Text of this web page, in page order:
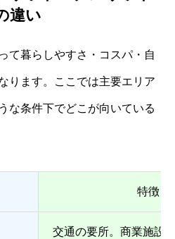
違い
て暮らしやすさ・コスパ・自
ります。ここでは主要エリア
な条件下でどこが向いている
特徴
交通の要所。商業施設